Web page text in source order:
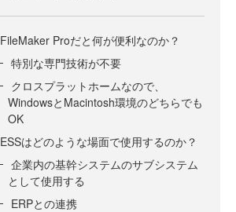
FileMaker Proだと何が便利なのか？
特別な専門技術が不要
クロスプラットホームなので、
WindowsとMacintosh環境のどちらでも
OK
ESSはどのような場面で使用するのか？
企業内の基幹システムのサブシステム
として使用する
ERPとの連携